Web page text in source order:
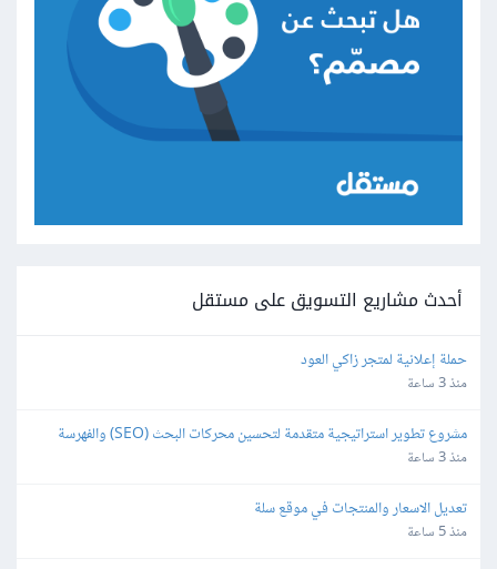
أحدث مشاريع التسويق على مستقل
حملة إعلانية لمتجر زاكي العود
منذ 3 ساعة
(Indexing)منذ 3 ساعة
تعديل الاسعار والمنتجات في موقع سلة
منذ 5 ساعة